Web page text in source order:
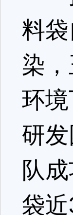
料
染
环
研
队
袋